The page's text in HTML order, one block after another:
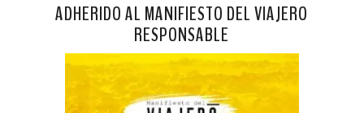
ADHERIDO AL MANIFIESTO DEL VIAJERO
RESPONSABLE